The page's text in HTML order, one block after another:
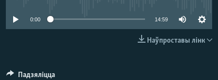
КАЛЯНДАР
НА ХВАЛЯХ СВАБОДЫ
0:00 14:59
Наўпроставы лінк
Падзяліцца